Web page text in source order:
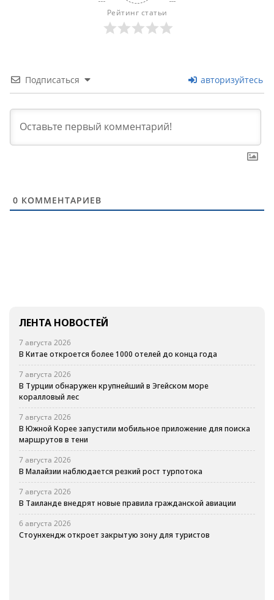
Рейтинг статьи
Подписаться авторизуйтесь
0 КОММЕНТАРИЕВ
ЛЕНТА НОВОСТЕЙ
7 августа 2026
В Китае откроется более 1000 отелей до конца года
7 августа 2026
В Турции обнаружен крупнейший в Эгейском море
коралловый лес
7 августа 2026
В Южной Корее запустили мобильное приложение для поиска
маршрутов в тени
7 августа 2026
В Малайзии наблюдается резкий рост турпотока
7 августа 2026
В Таиланде внедрят новые правила гражданской авиации
6 августа 2026
Стоунхендж откроет закрытую зону для туристов